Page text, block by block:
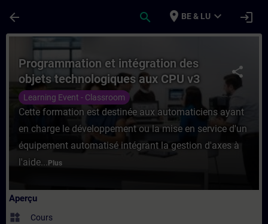
arrow_back search place BE & LU expand_more login
Cours - Programmation et intégration
share
Programmation et intégration des
objets technologiques aux CPU v3
1500T
Learning Event - Classroom
Cette formation est destinée aux automaticiens ayant
en charge le développement ou la mise en service d'un
équipement automatisé intégrant la gestion d'axes à
l'aide... Plus
Aperçu
widgets Cours